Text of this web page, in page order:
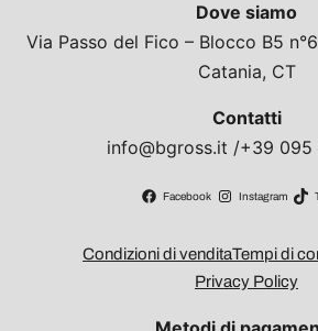
Dove siamo
Via Passo del Fico – Blocco B5
Catania, CT
Contatti
info@bgross.it /+39 095
Facebook Instagram
Condizioni di venditaTempi di
Privacy Policy